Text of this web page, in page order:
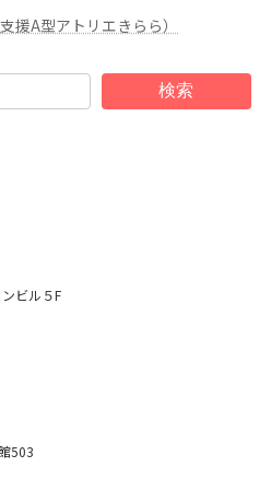
援A型アトリエきらら）
検索
ビル５F
503